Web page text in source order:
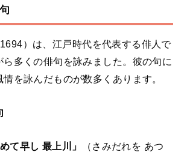
）は、江戸時代を代表する俳人で
ら多くの俳句を詠みました。彼の句に
を詠んだものが数多くあります。
て早し 最上川」
（さみだれを あつ